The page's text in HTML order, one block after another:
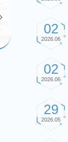
02
2026.06
02
2026.06
29
2026.05